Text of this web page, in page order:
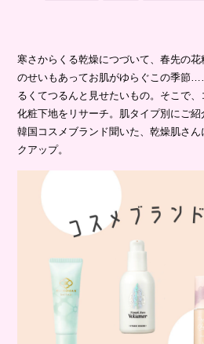
寒さからくる乾燥につづいて、春先の
のせいもあってお肌がゆらぐこの季節
るくてつるんと見せたいもの。そこで
化粧下地をリサーチ。肌タイプ別にご
韓国コスメブランド聞いた、乾燥肌さ
クアップ。